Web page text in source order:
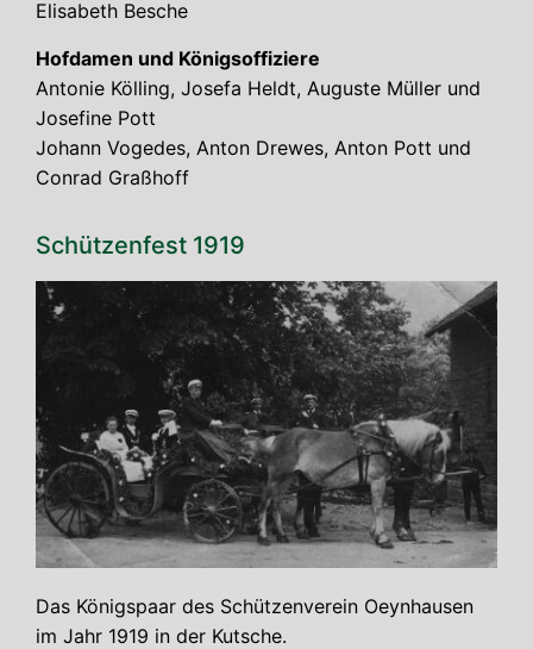
Eli­sa­beth Besche
Hof­da­men und Königs­of­fi­zie­re
Anto­nie Köl­ling, Jose­fa Heldt, Augus­te Mül­ler und
Jose­fi­ne Pott
Johann Vogedes, Anton Dre­wes, Anton Pott und
Con­rad Graßhoff
Schüt­zen­fest 1919
Das Königs­paar des Schüt­zen­ver­ein Oeyn­hau­sen
im Jahr 1919 in der Kutsche.